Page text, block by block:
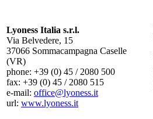
Lyoness Italia s.r.l.
Via Belvedere, 15
37066 Sommacampagna Caselle
(VR)
phone: +39 (0) 45 / 2080 500
fax: +39 (0) 45 / 2080 515
e-mail: office@lyoness.it
url: www.lyoness.it